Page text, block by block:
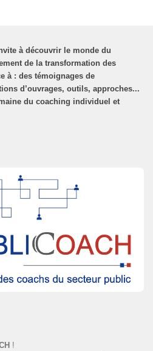
à découvrir le monde du
de la transformation des
à : des témoignages de
d’ouvrages, outils, approches...
du coaching individuel et
!